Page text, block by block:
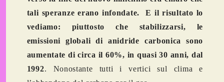
tali speranze erano infondate. E il risultato lo
vediamo: piuttosto che stabilizzarsi, le
emissioni globali di anidride carbonica sono
aumentate di circa il 60%, in quasi 30 anni, dal
1992. Nonostante tutti i vertici sul clima e